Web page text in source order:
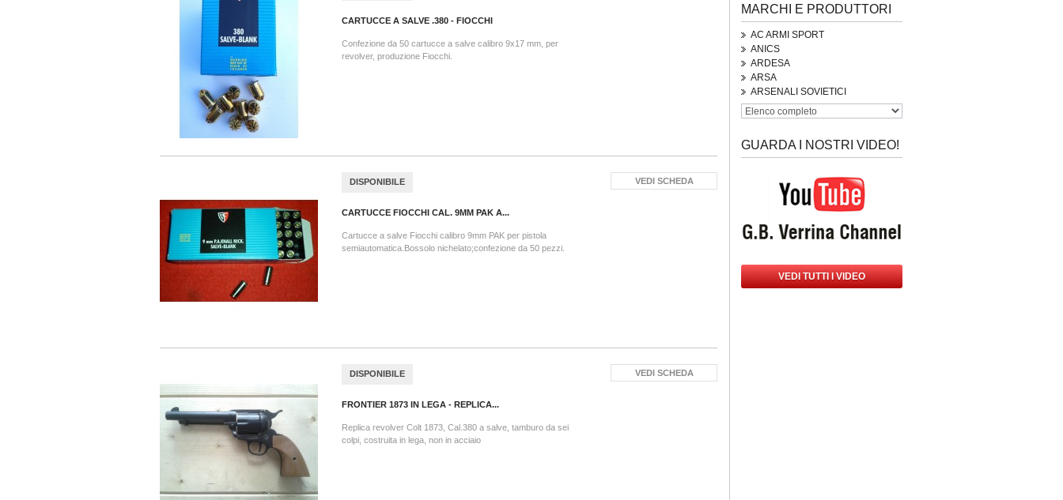
CARTUCCE A SALVE .380 - FIOCCHI
Confezione da 50 cartucce a salve calibro 9x17 mm, per
revolver, produzione Fiocchi.
DISPONIBILE
CARTUCCE FIOCCHI CAL. 9MM PAK A...
Cartucce a salve Fiocchi calibro 9mm PAK per pistola
semiautomatica.Bossolo nichelato;confezione da 50 pezzi.
VEDI SCHEDA
DISPONIBILE
FRONTIER 1873 IN LEGA - REPLICA...
Replica revolver Colt 1873, Cal.380 a salve, tamburo da sei
colpi, costruita in lega, non in acciaio
VEDI SCHEDA
MARCHI E PRODUTTORI
AC ARMI SPORT
ANICS
ARDESA
ARSA
ARSENALI SOVIETICI
GUARDA I NOSTRI VIDEO!
VEDI TUTTI I VIDEO